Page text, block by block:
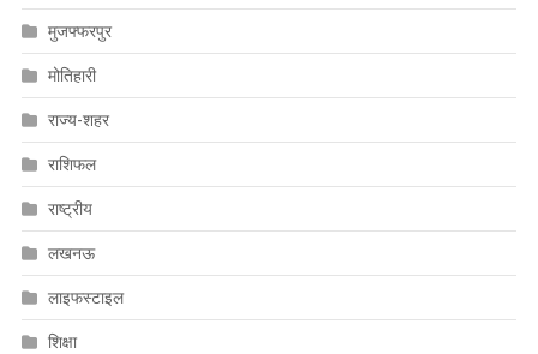
मुजफ्फरपुर
मोतिहारी
राज्य-शहर
राशिफल
राष्ट्रीय
लखनऊ
लाइफस्टाइल
शिक्षा